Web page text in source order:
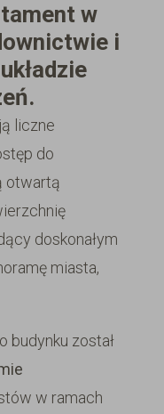
w
i
liczne
do
otwartą
doskonałym
miasta,
budynku został
w ramach